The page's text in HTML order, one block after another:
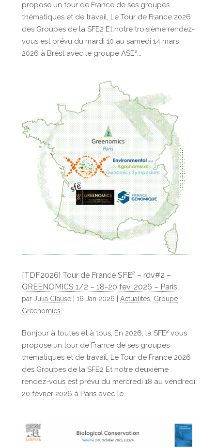
propose un tour de France de ses groupes
thématiques et de travail, Le Tour de France 2026
des Groupes de la SFE2 Et notre troisième rendez-
vous est prévu du mardi 10 au samedi 14 mars
2026 à Brest avec le groupe ASE²...
[TDF2026] Tour de France SFE² – rdv#2 –
GREENOMICS 1/2 – 18-20 fev. 2026 – Paris
par Julia Clause| 16 Jan 2026 Actualités, Groupe
Greenomics
Bonjour à toutes et à tous, En 2026, la SFE² vous
propose un tour de France de ses groupes
thématiques et de travail, Le Tour de France 2026
des Groupes de la SFE2 Et notre deuxième
rendez-vous est prévu du mercredi 18 au vendredi
20 février 2026 à Paris avec le...